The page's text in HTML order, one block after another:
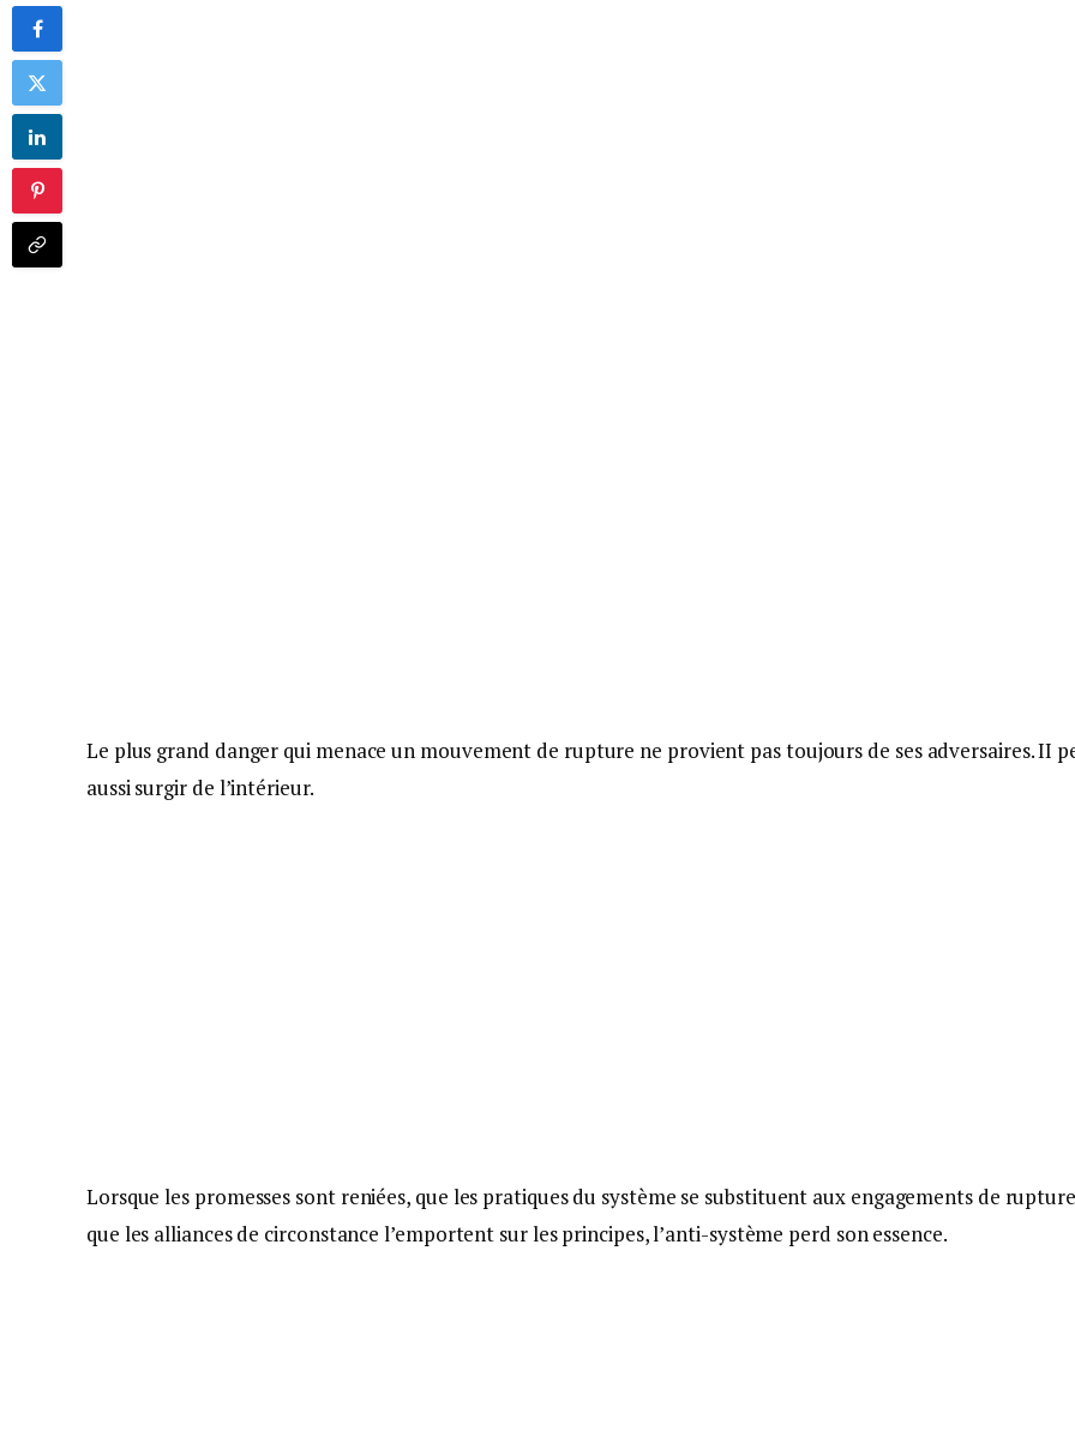
Le plus grand danger qui menace un mouvement de rupture ne provient pas toujours de ses adversaires. II
aussi surgir de l’intérieur.
Lorsque les promesses sont reniées, que les pratiques du système se substituent aux engagements de
que les alliances de circonstance l’emportent sur les principes, l’anti-système perd son essence.